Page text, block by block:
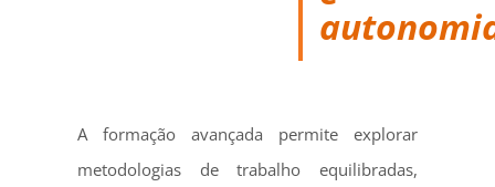
A formação avançada permite explorar
metodologias de trabalho equilibradas,